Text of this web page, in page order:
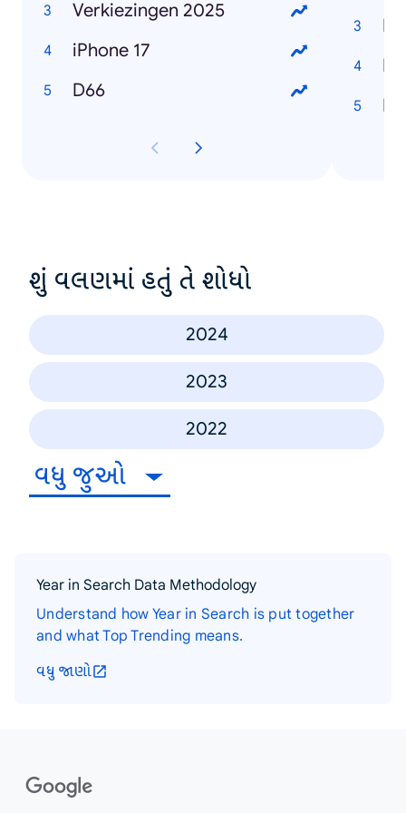
Verkiezingen 2025
iPhone 17
D66
શું વલણમાં હતું તે શોધો
2024
2023
2022
વધુ જુઓ
Year in Search Data Methodology
Understand how Year in Search is put together
and what Top Trending means.
વધુ જાણો